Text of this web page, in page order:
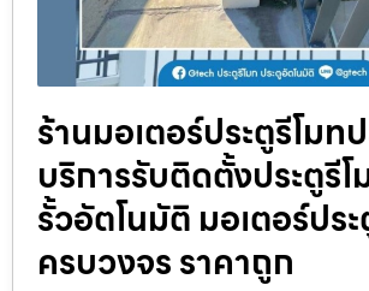
ร้านมอเตอร์ประตูรีโม
บริการรับติดตั้งประตูรีโ
รั้วอัตโนมัติ มอเตอร์ปร
ครบวงจร ราคาถูก